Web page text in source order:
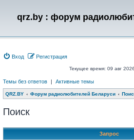
qrz.by : форум
Вход Регистрация
Текущее время: 09 авг
Темы без ответов | Активные темы
QRZ.BY Форум радиолюбителей Беларуси
Поиск
Запрос